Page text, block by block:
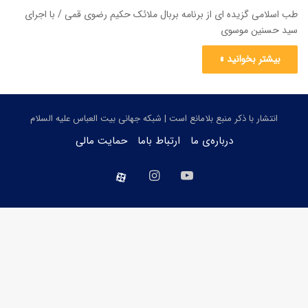
طب اسلامی گزیده ای از برنامه بربال ملائک حکیم رضوی قمی / با اجرای
سید حسنین موسوی
بیشتر بخوانید »
انتشار با ذکر منبع بلامانع است | شبکه جهانی بیت العباس علیه السلام
درباره‌ی ما ارتباط باما حمایت مالی
یوتیوب اینستاگرام